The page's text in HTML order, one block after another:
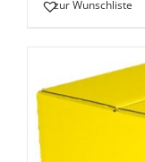
zur Wunschliste